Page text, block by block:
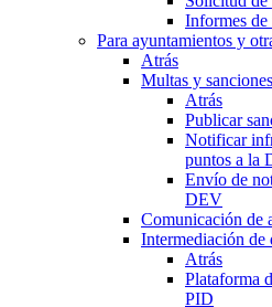
Informes
Para ayuntamientos y
Atrás
Multas y
Atrás
Publicar
Notificar
puntos a la
Envío de
DEV
Comunicación de
Intermediación de
Atrás
Plataforma
PID